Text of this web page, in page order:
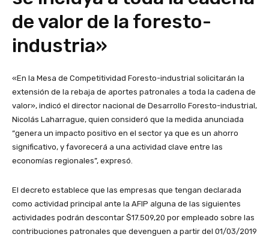
de valor de la foresto-
industria»
«En la Mesa de Competitividad Foresto-industrial solicitarán la
extensión de la rebaja de aportes patronales a toda la cadena de
valor», indicó el director nacional de Desarrollo Foresto-industrial,
Nicolás Laharrague, quien consideró que la medida anunciada
“genera un impacto positivo en el sector ya que es un ahorro
significativo, y favorecerá a una actividad clave entre las
economías regionales”, expresó.
El decreto establece que las empresas que tengan declarada
como actividad principal ante la AFIP alguna de las siguientes
actividades podrán descontar $17.509,20 por empleado sobre las
contribuciones patronales que devenguen a partir del 01/03/2019